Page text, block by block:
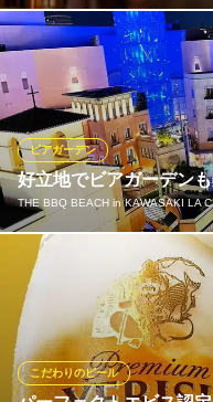
ＪＲ川崎駅 徒歩3分
神奈川県川崎市川崎区駅前本町
キリン一番搾りをはじめと
アマイスターがまごころ
いただき、農家さんが丹
作りのソーセージ等々、生
房で調理してご提供します
キリンシティ 川崎ラ
ビアレストラン
ＪＲ川崎駅東口 徒歩5分
神奈川県川崎市川崎区小川町4-1
好立地でビアガーデン
THE BBQ BEACH in KAWASAKI LA
ビアガーデン
JR川崎駅から徒歩5分とい
チッタデッラ館内で買い
THE BBQ BEACH in
BBQ＆ビアガーデン
ＪＲ川崎駅 徒歩4分
こだわりのビール